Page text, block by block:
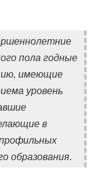
пола годные
имеющие
уровень
в
образования.